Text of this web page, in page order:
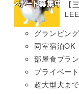
【
グランピング
同室宿泊OK
部屋食プラ
プライベー
超大型犬まで